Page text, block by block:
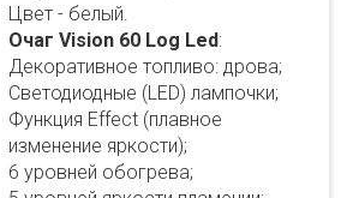
Цвет - белый.
Очаг Vision 60 Log Led:
Декоративное топливо: дрова;
Светодиодные (LED) лампочки;
Функция Effect (плавное
изменение яркости);
6 уровней обогрева;